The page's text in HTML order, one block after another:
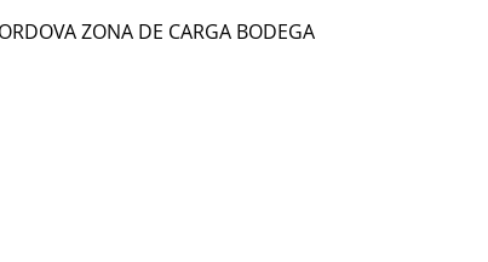
ZONA DE CARGA BODEGA